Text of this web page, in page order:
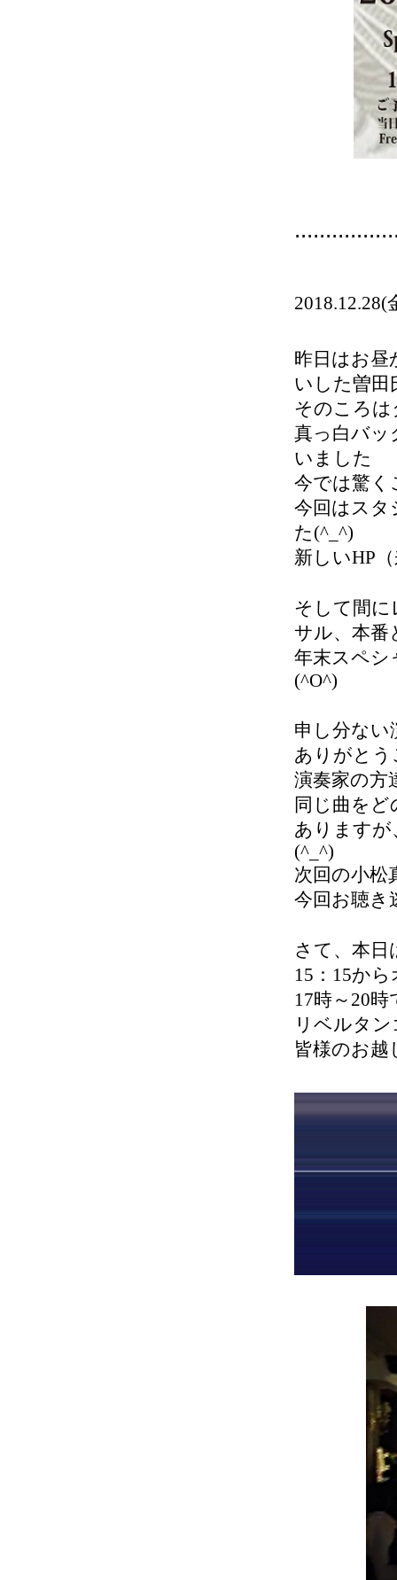
昨日はお昼
いした曽田
そのころ
真っ白バッ
いました
今では驚
今回はス
た(^_^)
新しいHP
そして間に
サル、本番
年末スペシ
(^O^)
申し分ない
ありがとう
演奏家の方
同じ曲を
ありますが
(^_^)
次回の小松
今回お聴き
さて、本日
15：15か
17時～20
リベルタ
皆様のお越